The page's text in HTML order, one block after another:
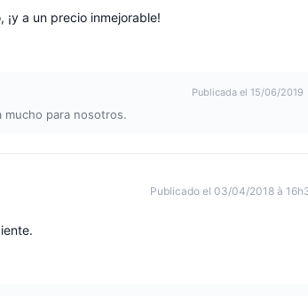
a un precio inmejorable!
Publicada el 15/06/2019
mucho para nosotros.
Publicado el 03/04/2018 à